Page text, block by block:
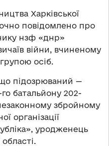
Харківської
повідомлено про
нзф «днр»
війни, вчиненому
осіб.
підозрюваний —
батальйону 202-
збройному
організації
уродженець